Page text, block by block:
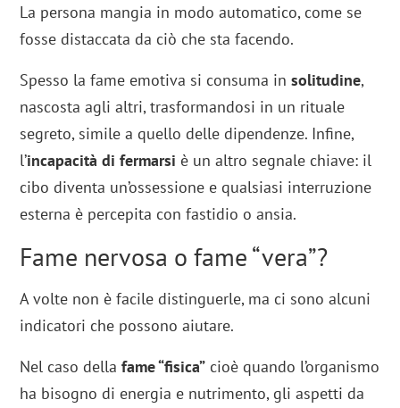
La persona mangia in modo automatico, come se
fosse distaccata da ciò che sta facendo.
Spesso la fame emotiva si consuma insolitudine,
nascosta agli altri, trasformandosi in un rituale
segreto, simile a quello delle dipendenze. Infine,
l’incapacità di fermarsi è un altro segnale chiave: il
cibo diventa un’ossessione e qualsiasi interruzione
esterna è percepita con fastidio o ansia.
Fame nervosa o fame “vera”?
A volte non è facile distinguerle, ma ci sono alcuni
indicatori che possono aiutare.
Nel caso della fame “fisica” cioè quando l’organismo
ha bisogno di energia e nutrimento, gli aspetti da